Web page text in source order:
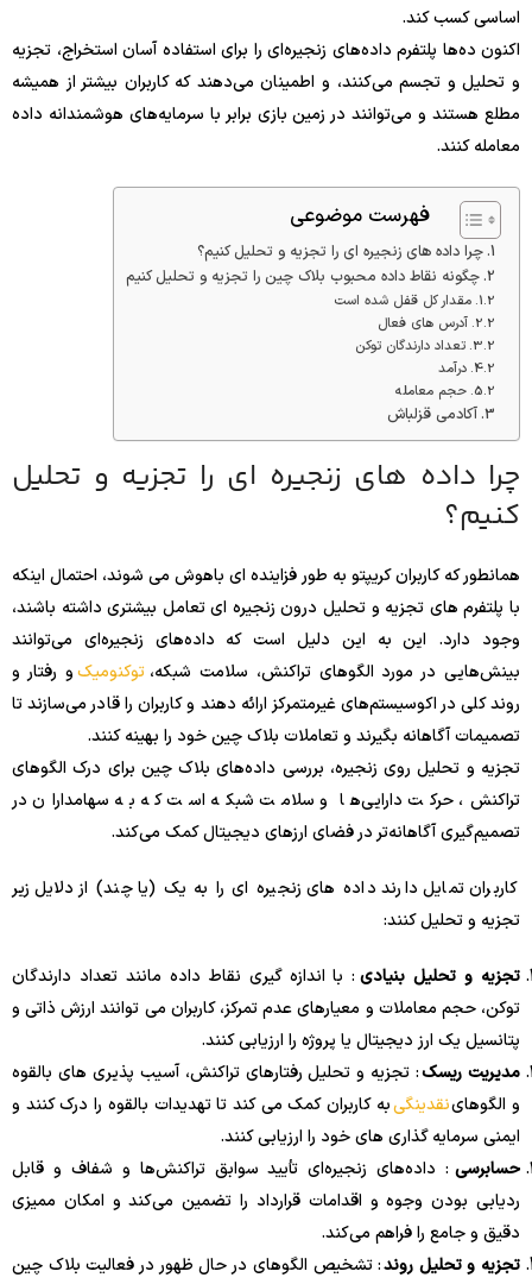
اساسی کسب کند.
اکنون ده‌ها پلتفرم داده‌های زنجیره‌ای را برای استفاده آسان استخراج، تجزیه
و تحلیل و تجسم می‌کنند، و اطمینان می‌دهند که کاربران بیشتر از همیشه
مطلع هستند و می‌توانند در زمین بازی برابر با سرمایه‌های هوشمندانه داده
معامله کنند.
فهرست موضوعی
چرا داده های زنجیره ای را تجزیه و تحلیل کنیم؟
چگونه نقاط داده محبوب بلاک چین را تجزیه و تحلیل کنیم
مقدار کل قفل شده است
آدرس های فعال
تعداد دارندگان توکن
درآمد
حجم معامله
آکادمی قزلباش
چرا داده های زنجیره ای را تجزیه و تحلیل
کنیم؟
همانطور که کاربران کریپتو به طور فزاینده ای باهوش می شوند، احتمال اینکه
با پلتفرم های تجزیه و تحلیل درون زنجیره ای تعامل بیشتری داشته باشند،
وجود دارد. این به این دلیل است که داده‌های زنجیره‌ای می‌توانند
بینش‌هایی در مورد الگوهای تراکنش، سلامت شبکه، توکنومیکو رفتار و
روند کلی در اکوسیستم‌های غیرمتمرکز ارائه دهند و کاربران را قادر می‌سازند تا
تصمیمات آگاهانه بگیرند و تعاملات بلاک چین خود را بهینه کنند.
تجزیه و تحلیل روی زنجیره، بررسی داده‌های بلاک چین برای درک الگوهای
تراکنش، حرکت دارایی‌ها و سلامت شبکه است که به سهامداران در
تصمیم‌گیری آگاهانه‌تر در فضای ارزهای دیجیتال کمک می‌کند.
کاربران تمایل دارند داده های زنجیره ای را به یک (یا چند) از دلایل زیر
تجزیه و تحلیل کنند:
تجزیه و تحلیل بنیادی: با اندازه گیری نقاط داده مانند تعداد دارندگان
توکن، حجم معاملات و معیارهای عدم تمرکز، کاربران می توانند ارزش ذاتی و
پتانسیل یک ارز دیجیتال یا پروژه را ارزیابی کنند.
مدیریت ریسک: تجزیه و تحلیل رفتارهای تراکنش، آسیب پذیری های بالقوه
و الگوهاینقدینگیبه کاربران کمک می کند تا تهدیدات بالقوه را درک کنند و
ایمنی سرمایه گذاری های خود را ارزیابی کنند.
حسابرسی : داده‌های زنجیره‌ای تأیید سوابق تراکنش‌ها و شفاف و قابل
ردیابی بودن وجوه و اقدامات قرارداد را تضمین می‌کند و امکان ممیزی
دقیق و جامع را فراهم می‌کند.
تجزیه و تحلیل روند: تشخیص الگوهای در حال ظهور در فعالیت بلاک چین